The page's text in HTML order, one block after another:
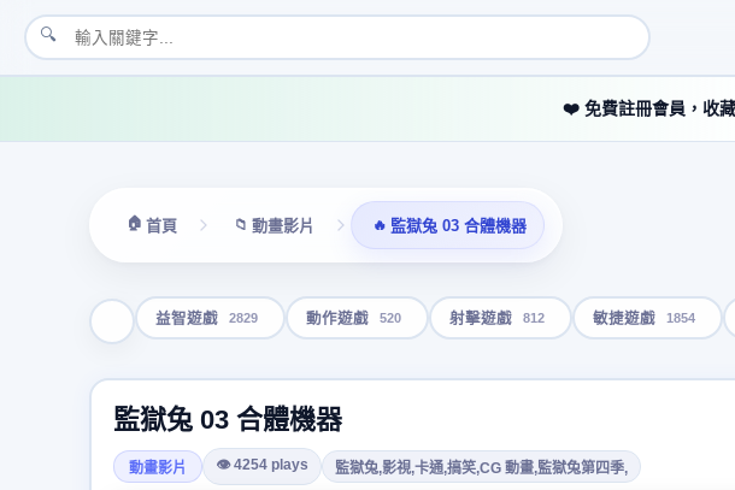
🔍
❤️ 免費註冊會員，收
🏠 首頁 📁 動畫影片 🔥 監獄兔 03 合體機器
益智遊戲 2829 動作遊戲 520 射擊遊戲 812 敏捷遊戲 1854
監獄兔 03 合體機器
動畫影片 👁 4254 plays 監獄兔,影視,卡通,搞笑,CG 動畫,監獄兔第四季,